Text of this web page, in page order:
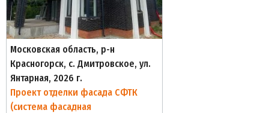
Московская область, р-н
Красногорск, с. Дмитровское, ул.
Янтарная, 2026 г.
Проект отделки фасада СФТК
(система фасадная